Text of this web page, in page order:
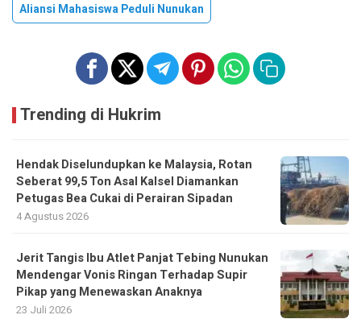
Aliansi Mahasiswa Peduli Nunukan
Trending di Hukrim
Hendak Diselundupkan ke Malaysia, Rotan
Seberat 99,5 Ton Asal Kalsel Diamankan
Petugas Bea Cukai di Perairan Sipadan
4 Agustus 2026
Jerit Tangis Ibu Atlet Panjat Tebing Nunukan
Mendengar Vonis Ringan Terhadap Supir
Pikap yang Menewaskan Anaknya
23 Juli 2026